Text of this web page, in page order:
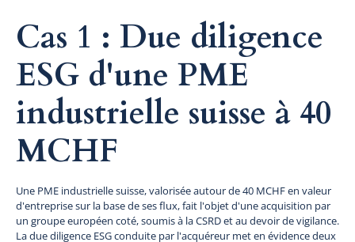
Cas 1 : Due diligence
ESG d'une PME
industrielle suisse à 40
MCHF
Une PME industrielle suisse, valorisée autour de 40 MCHF en valeur
d'entreprise sur la base de ses flux, fait l'objet d'une acquisition par
un groupe européen coté, soumis à la CSRD et au devoir de vigilance.
La due diligence ESG conduite par l'acquéreur met en évidence deux